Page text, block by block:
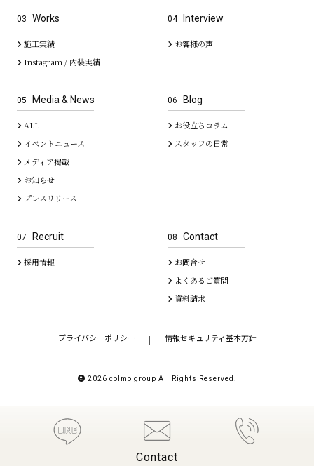
Contact
03 Works
施工実績
Instagram / 内装実績
04 Interview
お客様の声
05 Media & News
ALL
イベントニュース
メディア掲載
お知らせ
プレスリリース
06 Blog
お役立ちコラム
スタッフの日常
07 Recruit
採用情報
08 Contact
お問合せ
よくあるご質問
資料請求
プライバシーポリシー ｜ 情報セキュリティ基本方針
2026 colmo group All Rights Reserved.